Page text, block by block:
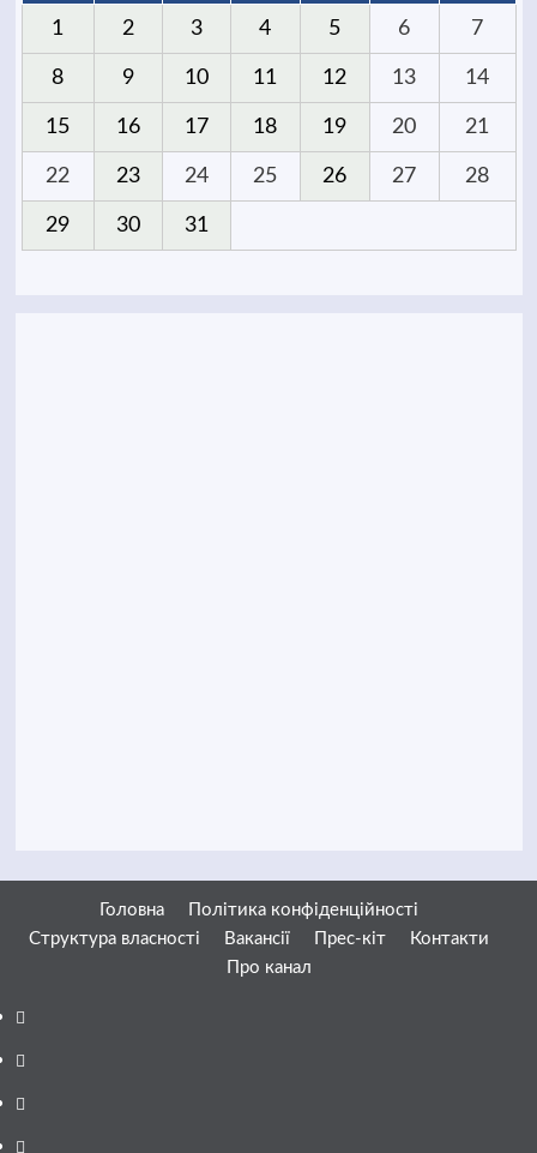
1 2 3 4 5 6 7
8 9 10 11 12 13 14
15 16 17 18 19 20 21
22 23 24 25 26 27 28
29 30 31
Головна
Політика конфіденційності
Структура власності
Вакансії Прес-кіт
Контакти
Про канал
Facebook
YouTube
Telegram
Instagram